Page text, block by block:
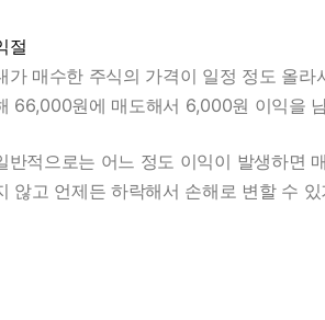
절
가 매수한 주식의 가격이 일정 정도 올
66,000원에 매도해서 6,000원 이익을
반적으로는 어느 정도 이익이 발생하면
않고 언제든 하락해서 손해로 변할 수